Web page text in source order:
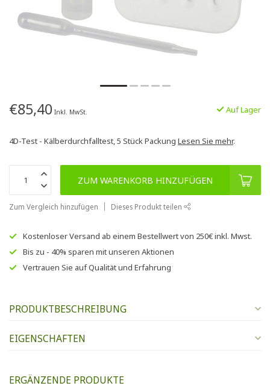
€85,40 Inkl. MwSt. Auf Lager
4D-Test - Kälberdurchfalltest, 5 Stück Packung Lesen Sie mehr.
ZUM WARENKORB HINZUFÜGEN
Zum Vergleich hinzufügen Dieses Produkt teilen
Kostenloser Versand ab einem Bestellwert von 250€inkl. Mwst.
Bis zu - 40% sparen mit unseren Aktionen
Vertrauen Sie aufQualität und Erfahrung
PRODUKTBESCHREIBUNG
EIGENSCHAFTEN
ERGÄNZENDE PRODUKTE